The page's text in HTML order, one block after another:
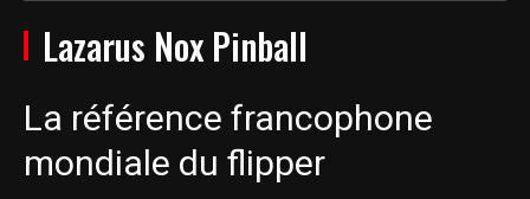
Lazarus Nox Pinball
La référence francophone
mondiale du flipper